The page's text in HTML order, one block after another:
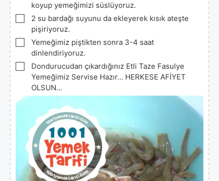
koyup yemeğimizi süslüyoruz.
▢
2 su bardağı suyunu da ekleyerek kısık ateşte
pişiriyoruz.
▢
Yemeğimiz piştikten sonra 3-4 saat
dinlendiriyoruz.
▢
Dondurucudan çıkardığınız Etli Taze Fasulye
Yemeğimiz Servise Hazır… HERKESE AFİYET
OLSUN…